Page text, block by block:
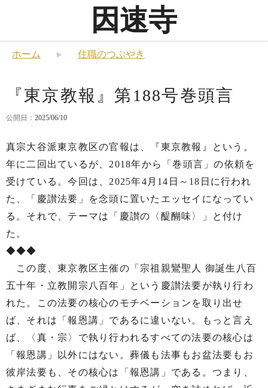
因速寺
ホーム 住職のつぶやき
『東京教報』第188号巻頭言
公開日： 2025/06/10
真宗大谷派東京教区の官報は、『東京教報』という。
年に二回出ているが、2018年から「巻頭言」の依頼を
受けている。今回は、2025年4月14日～18日に行われ
た、「慶讃法要」を念頭に置いたエッセイになってい
る。それで、テーマは「慶讃の〈醍醐味〉」と付け
た。
◆◆◆
この度、東京教区主催の「宗祖親鸞聖人 御誕生八百
五十年・立教開宗八百年」という慶讃法要が執り行わ
れた。この法要の核心のモチベーションを取り出せ
ば、それは「報恩講」であるに違いない。もっと言え
ば、〈真・宗〉で執り行われるすべての法要の核心は
「報恩講」以外にはない。葬儀も法事もお盆法要もお
彼岸法要も、その核心は「報恩講」である。つまり、